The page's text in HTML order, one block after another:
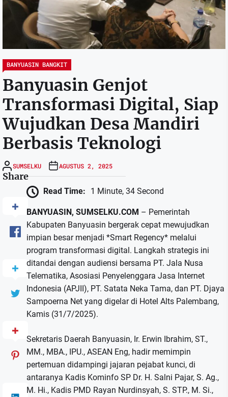
BANYUASIN BANGKIT
Banyuasin Genjot
Transformasi Digital, Siap
Wujudkan Desa Mandiri
Berbasis Teknologi
SUMSELKU AGUSTUS 2, 2025
Share
Read Time: 1 Minute, 34 Second
BANYUASIN, SUMSELKU.COM – Pemerintah
Kabupaten Banyuasin bergerak cepat mewujudkan
impian besar menjadi *Smart Regency* melalui
program transformasi digital. Langkah strategis ini
ditandai dengan audiensi bersama PT. Jala Nusa
Telematika, Asosiasi Penyelenggara Jasa Internet
Indonesia (APJII), PT. Satata Neka Tama, dan PT. Djaya
Sampoerna Net yang digelar di Hotel Alts Palembang,
Kamis (31/7/2025).
Sekretaris Daerah Banyuasin, Ir. Erwin Ibrahim, ST.,
MM., MBA., IPU., ASEAN Eng, hadir memimpin
pertemuan didampingi jajaran pejabat kunci, di
antaranya Kadis Kominfo SP Dr. H. Salni Pajar, S. Ag.,
M. Hi., Kadis PMD Rayan Nurdinsyah, S. STP., M. Si.,